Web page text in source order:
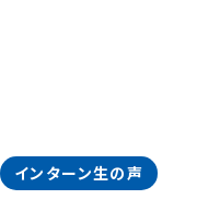
インターン生の声